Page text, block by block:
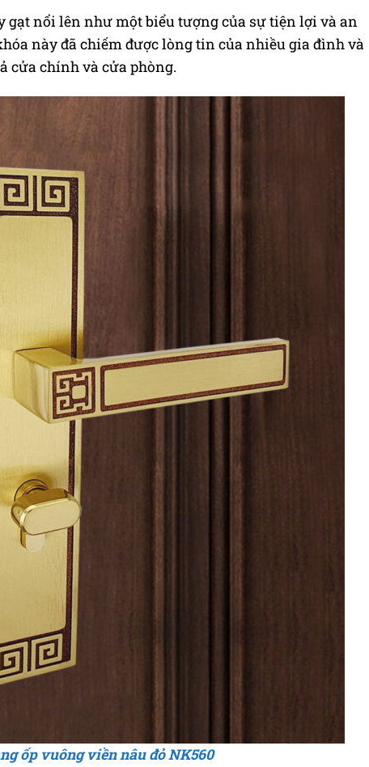
gạt nổi lên như một biểu tượng của sự tiện lợi và an
này đã chiếm được lòng tin của nhiều gia đình và
cửa chính và cửa phòng.
ốp vuông viền nâu đỏ NK560